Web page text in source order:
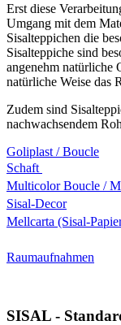
Erst diese
Umgang mit dem
Sisalteppichen die
Sisalteppiche sind
angenehm natürliche
natürliche Weise das
Zudem sind
nachwachsendem
Goliplast / Boucle
Schaft
Multicolor Boucle /
Sisal-Decor
Mellcarta (Sisal-
Raumaufnahmen
SISAL -